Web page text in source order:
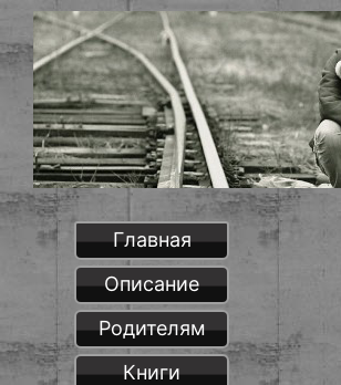
Главная
Описание
Родителям
Книги